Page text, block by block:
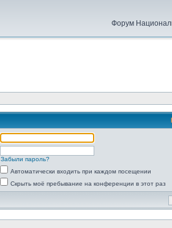
Форум
Забыли пароль?
Автоматически входить при каждом посещении
Скрыть моё пребывание на конференции в этот раз